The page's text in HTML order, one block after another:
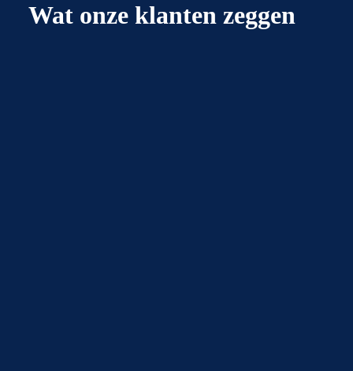
Wat onze klanten zeggen